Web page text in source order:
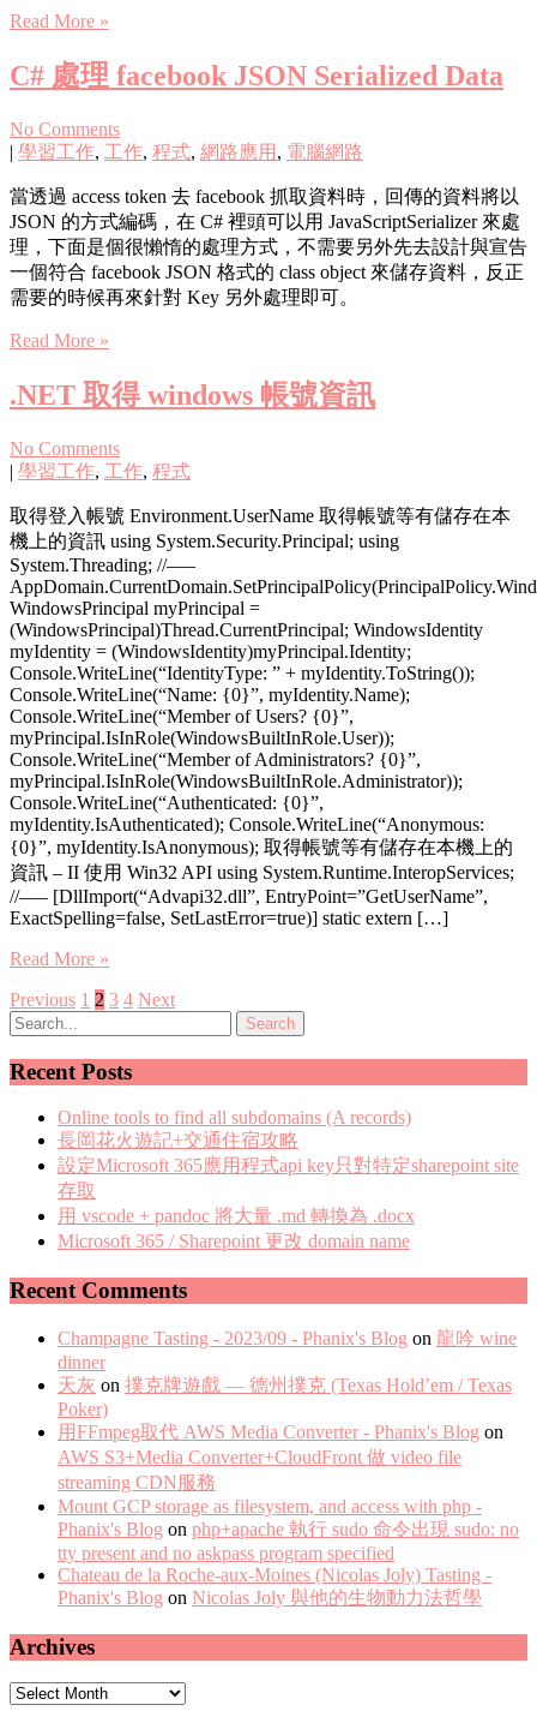
Read More »
C# 處理 facebook JSON Serialized Data
No Comments
| 學習工作, 工作, 程式, 網路應用 , 電腦網路
當透過 access token 去 facebook 抓取資料時，回傳的資料將以
JSON 的方式編碼，在 C# 裡頭可以用 JavaScriptSerializer 來處
理，下面是個很懶惰的處理方式，不需要另外先去設計與宣告
一個符合 facebook JSON 格式的 class object 來儲存資料，反正
需要的時候再來針對 Key 另外處理即可。
Read More »
.NET 取得 windows 帳號資訊
No Comments
| 學習工作, 工作, 程式
取得登入帳號 Environment.UserName 取得帳號等有儲存在本
機上的資訊 using System.Security.Principal; using
System.Threading; //—–
WindowsPrincipal myPrincipal =
(WindowsPrincipal)Thread.CurrentPrincipal; WindowsIdentity
myIdentity = (WindowsIdentity)myPrincipal.Identity;
Console.WriteLine(“IdentityType: ” + myIdentity.ToString());
Console.WriteLine(“Name: {0}”, myIdentity.Name);
Console.WriteLine(“Member of Users? {0}”,
myPrincipal.IsInRole(WindowsBuiltInRole.User));
Console.WriteLine(“Member of Administrators? {0}”,
myPrincipal.IsInRole(WindowsBuiltInRole.Administrator));
Console.WriteLine(“Authenticated: {0}”,
myIdentity.IsAuthenticated); Console.WriteLine(“Anonymous:
{0}”, myIdentity.IsAnonymous); 取得帳號等有儲存在本機上的
資訊 – II 使用 Win32 API using System.Runtime.InteropServices;
//—– [DllImport(“Advapi32.dll”, EntryPoint=”GetUserName”,
ExactSpelling=false, SetLastError=true)] static extern […]
Read More »
Posts
pagination
Previous 1 2 3 4 Next
Recent Posts
Online tools to find all subdomains (A records)
長岡花火遊記+交通住宿攻略
設定Microsoft 365應用程式api key只對特定sharepoint site
存取
用 vscode + pandoc 將大量 .md 轉換為 .docx
Microsoft 365 / Sharepoint 更改 domain name
Recent Comments
Champagne Tasting - 2023/09 - Phanix's Blog on 龍吟 wine
dinner
天灰 on 撲克牌遊戲 — 德州撲克 (Texas Hold’em / Texas
Poker)
用FFmpeg取代 AWS Media Converter - Phanix's Blog on
AWS S3+Media Converter+CloudFront 做 video file
streaming CDN服務
Mount GCP storage as filesystem, and access with php -
Phanix's Blog on php+apache 執行 sudo 命令出現 sudo: no
tty present and no askpass program specified
Chateau de la Roche-aux-Moines (Nicolas Joly) Tasting -
Phanix's Blog on Nicolas Joly 與他的生物動力法哲學
Archives
Archives